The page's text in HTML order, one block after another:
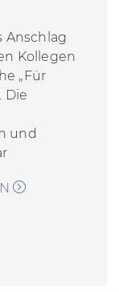
Anschlag
Kollegen
„Für
Die
und